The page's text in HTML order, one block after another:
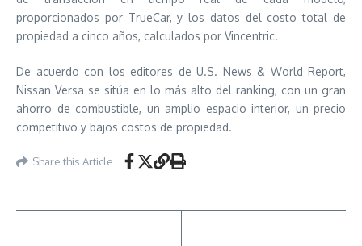
proporcionados por TrueCar, y los datos del costo total de
propiedad a cinco años, calculados por Vincentric.
De acuerdo con los editores de U.S. News & World Report,
Nissan Versa se sitúa en lo más alto del ranking, con un gran
ahorro de combustible, un amplio espacio interior, un precio
competitivo y bajos costos de propiedad.
Share this Article